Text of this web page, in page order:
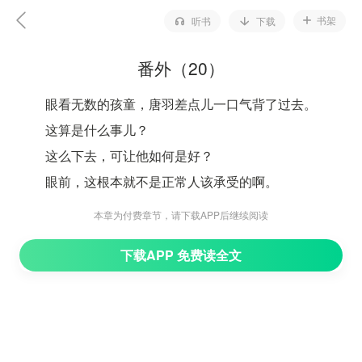
听书 下载 书架
番外（20）
眼看无数的孩童，唐羽差点儿一口气背了过去。
这算是什么事儿？
这么下去，可让他如何是好？
眼前，这根本就不是正常人该承受的啊。
朱琳不敢去看唐羽，战战兢兢，直接跪在了唐羽的面
罚。”
本章为付费章节，请下载APP后继续阅读
下载APP 免费读全文